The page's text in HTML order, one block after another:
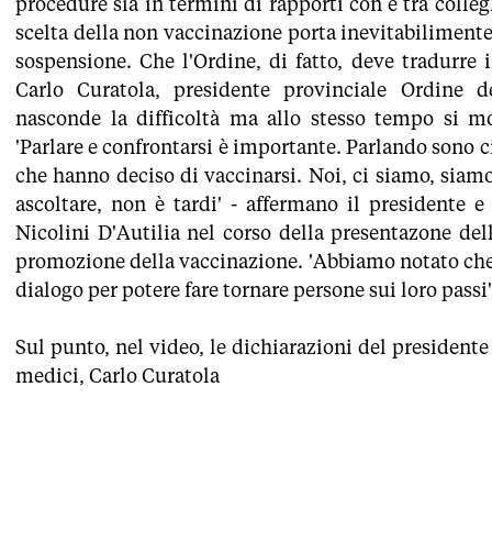
scelta della non vaccinazione porta
sospensione. Che l'Ordine, di fatto, deve tradurre
Carlo Curatola, presidente provinciale Ordine
nasconde la difficoltà ma allo stesso tempo si
'Parlare e confrontarsi è importante. Parlando sono
che hanno deciso di vaccinarsi. Noi, ci siamo,
ascoltare, non è tardi' - affermano il presidente e
Nicolini D'Autilia nel corso della presentazone
promozione della vaccinazione. 'Abbiamo notato
dialogo per potere fare tornare persone sui loro passi'
Sul punto, nel video, le dichiarazioni del
medici, Carlo Curatola